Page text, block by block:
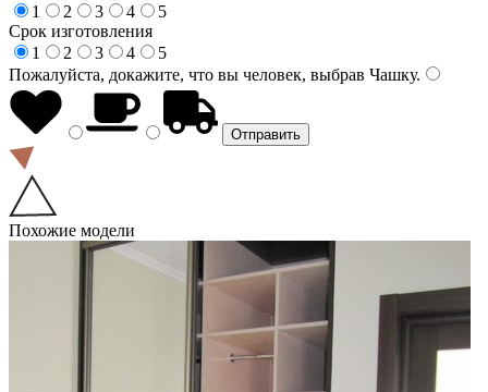
1
2 3 4
5
Срок изготовления
1
2 3 4
5
Пожалуйста, докажите, что вы человек, выбрав Чашку.
Похожие модели